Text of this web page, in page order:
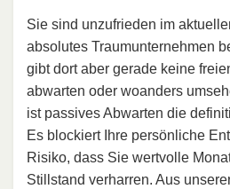
Sie sind unzufrieden im
absolutes Traumunternehmen
gibt dort aber gerade keine
abwarten oder woanders
ist passives Abwarten die
Es blockiert Ihre persönliche
Risiko, dass Sie wertvolle
Stillstand verharren. Aus